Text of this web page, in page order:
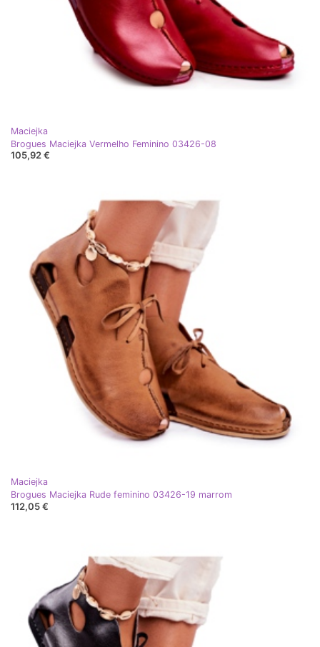
Maciejka
Brogues Maciejka Vermelho Feminino 03426-08
105,92 €
Maciejka
Brogues Maciejka Rude feminino 03426-19 marrom
112,05 €